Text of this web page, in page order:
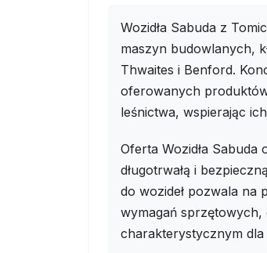
Wozidła Sabuda z
maszyn budowlanych,
Thwaites i Benford.
oferowanych
leśnictwa, wspierając
Oferta Wozidła
długotrwałą i
do wozideł pozwala
wymagań
charakterystycznym